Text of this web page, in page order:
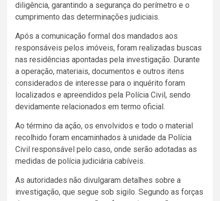
diligência, garantindo a segurança do perímetro e o
cumprimento das determinações judiciais.
Após a comunicação formal dos mandados aos
responsáveis pelos imóveis, foram realizadas buscas
nas residências apontadas pela investigação. Durante
a operação, materiais, documentos e outros itens
considerados de interesse para o inquérito foram
localizados e apreendidos pela Polícia Civil, sendo
devidamente relacionados em termo oficial.
Ao término da ação, os envolvidos e todo o material
recolhido foram encaminhados à unidade da Polícia
Civil responsável pelo caso, onde serão adotadas as
medidas de polícia judiciária cabíveis.
As autoridades não divulgaram detalhes sobre a
investigação, que segue sob sigilo. Segundo as forças